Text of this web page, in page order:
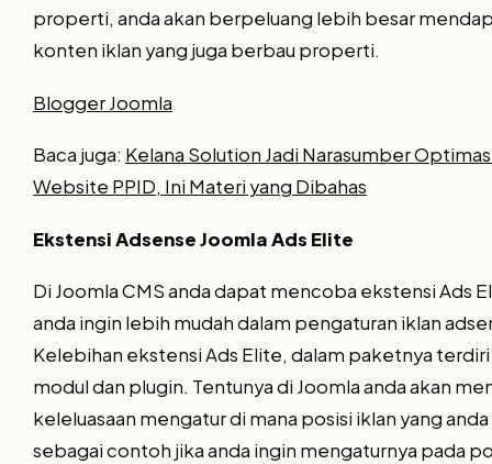
properti, anda akan berpeluang lebih besar
konten iklan yang juga berbau properti.
Blogger Joomla
Baca juga: Kelana Solution Jadi Narasumber
Website PPID, Ini Materi yang Dibahas
Ekstensi Adsense Joomla Ads Elite
Di Joomla CMS anda dapat mencoba ekstensi Ads
anda ingin lebih mudah dalam pengaturan iklan
Kelebihan ekstensi Ads Elite, dalam paketnya
modul dan plugin. Tentunya di Joomla anda akan
keleluasaan mengatur di mana posisi iklan yang
sebagai contoh jika anda ingin mengaturnya pada